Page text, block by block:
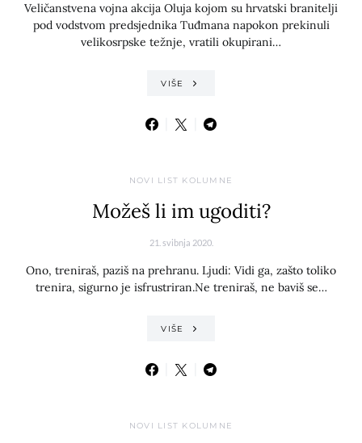
Veličanstvena vojna akcija Oluja kojom su hrvatski branitelji
pod vodstvom predsjednika Tuđmana napokon prekinuli
velikosrpske težnje, vratili okupirani…
VIŠE
NOVI LIST KOLUMNE
Možeš li im ugoditi?
21. svibnja 2020.
Ono, treniraš, paziš na prehranu. Ljudi: Vidi ga, zašto toliko
trenira, sigurno je isfrustriran.Ne treniraš, ne baviš se…
VIŠE
NOVI LIST KOLUMNE